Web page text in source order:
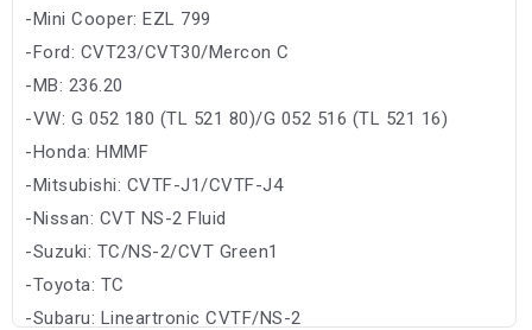
-Mini Cooper: EZL 799
-Ford: CVT23/CVT30/Mercon C
-MB: 236.20
-VW: G 052 180 (TL 521 80)/G 052 516 (TL 521 16)
-Honda: HMMF
-Mitsubishi: CVTF-J1/CVTF-J4
-Nissan: CVT NS-2 Fluid
-Suzuki: TC/NS-2/CVT Green1
-Toyota: TC
-Subaru: Lineartronic CVTF/NS-2